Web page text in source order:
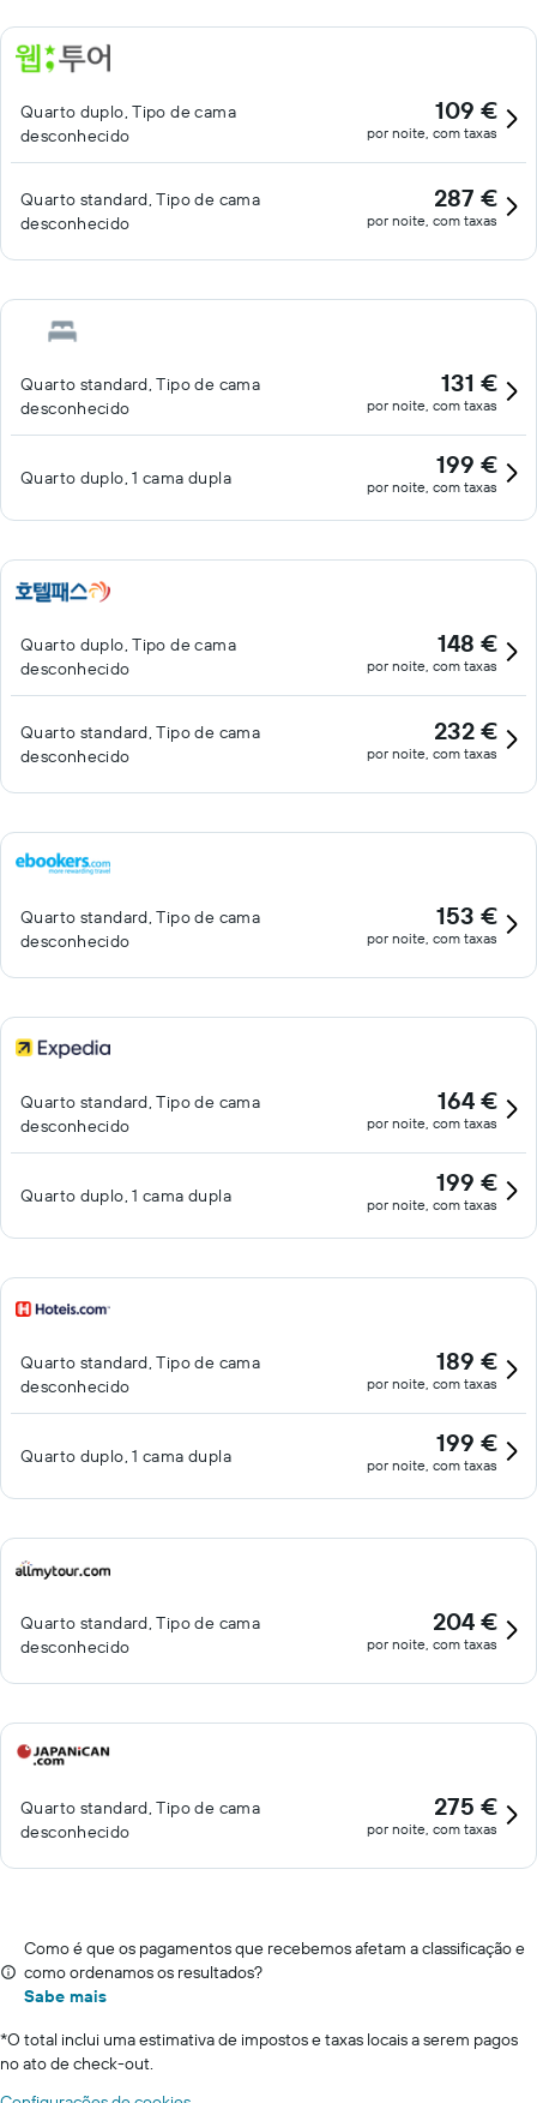
Quarto duplo, Tipo de cama
desconhecido
109 €
por noite, com taxas
Quarto standard, Tipo de cama
desconhecido
287 €
por noite, com taxas
Quarto standard, Tipo de cama
desconhecido
131 €
por noite, com taxas
Quarto duplo, 1 cama dupla 199 €
por noite, com taxas
Quarto duplo, Tipo de cama
desconhecido
148 €
por noite, com taxas
Quarto standard, Tipo de cama
desconhecido
232 €
por noite, com taxas
Quarto standard, Tipo de cama
desconhecido
153 €
por noite, com taxas
Quarto standard, Tipo de cama
desconhecido
164 €
por noite, com taxas
Quarto duplo, 1 cama dupla 199 €
por noite, com taxas
Quarto standard, Tipo de cama
desconhecido
189 €
por noite, com taxas
Quarto duplo, 1 cama dupla 199 €
por noite, com taxas
Quarto standard, Tipo de cama
desconhecido
204 €
por noite, com taxas
Quarto standard, Tipo de cama
desconhecido
275 €
por noite, com taxas
Como é que os pagamentos que recebemos afetam a classificação e
como ordenamos os resultados?
Sabe mais
*O total inclui uma estimativa de impostos e taxas locais a serem pagos
no ato de check-out.